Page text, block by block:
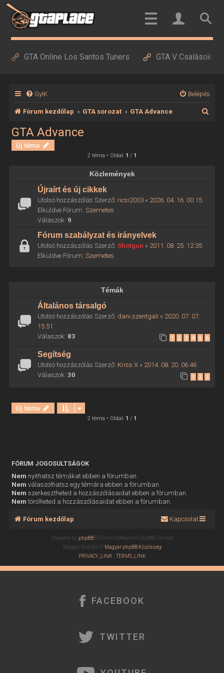
GTA Online Los Santos Tuners GTA V Csalások
GyIK Belépés
Fórum kezdőlap GTA sorozat GTA Advance
GTA Advance
Új téma
2 téma • Oldal: 1 / 1
Közlemények
Újraírt és új cikkek
Utolsó hozzászólás Szerző: ricsi2003« 2026. 04. 16. 00:15
Elküldve Fórum: Szemetes
Válaszok: 9
Fórum szabályzat és irányelvek
Utolsó hozzászólás Szerző: Shotgun « 2011. 08. 25. 12:35
Elküldve Fórum: Szemetes
Témák
Általános társalgó
Utolsó hozzászólás Szerző: dani.szentgali « 2020. 07. 07.
15:51
Válaszok: 83 1 2 3 4 5 6
Segítség
Utolsó hozzászólás Szerző: Kriss X« 2014. 08. 20. 06:46
Válaszok: 30 1 2 3
Új téma
2 téma • Oldal: 1 / 1
FÓRUM JOGOSULTSÁGOK
Nem nyithatsz témákat ebben a fórumban.
Nem válaszolhatsz egy témára ebben a fórumban.
Nem szerkesztheted a hozzászólásaidat ebben a fórumban.
Nem törölheted a hozzászólásaidat ebben a fórumban.
Fórum kezdőlap Kapcsolat
Powered by phpBB® Forum Software © phpBB Limited
Magyar fordítás ©
Magyar phpBB Közösség
PRIVACY_LINK| TERMS_LINK
FACEBOOK
TWITTER